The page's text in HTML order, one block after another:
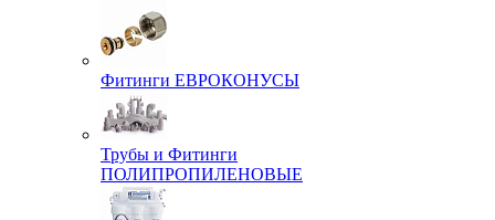
Фитинги ЕВРОКОНУСЫ
Трубы и Фитинги
ПОЛИПРОПИЛЕНОВЫЕ